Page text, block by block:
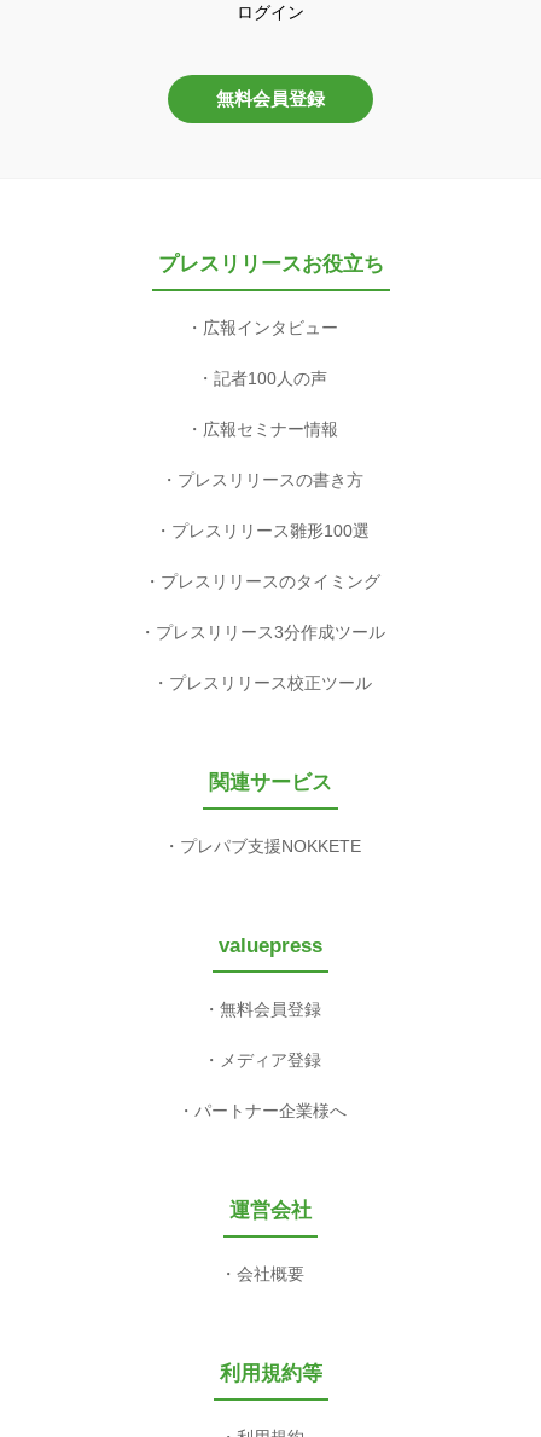
ログイン
無料会員登録
プレスリリースお役立ち
広報インタビュー
記者100人の声
広報セミナー情報
プレスリリースの書き方
プレスリリース雛形100選
プレスリリースのタイミング
プレスリリース3分作成ツール
プレスリリース校正ツール
関連サービス
プレパブ支援NOKKETE
valuepress
無料会員登録
メディア登録
パートナー企業様へ
運営会社
会社概要
利用規約等